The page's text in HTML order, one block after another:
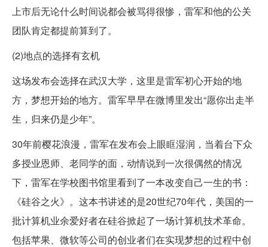
上市后无论什么时间说都会被骂得很惨，雷军和他的公关
团队肯定都提前算到了。
(2)地点的选择有玄机
这场发布会选择在武汉大学，这里是雷军初心开始的地
方，梦想开始的地方。雷军早早在微博里发出“愿你出走半
生，归来仍是少年”。
30年前樱花浪漫，雷军在发布会上眼眶湿润，当着台下众
多授业恩师、老同学的面，动情说到一次很偶然的情况
下，雷军在学校图书馆里看到了一本改变自己一生的书：
《硅谷之火》。这本书讲述的是20世纪70年代，美国的一
批计算机业余爱好者在硅谷掀起了一场计算机技术革命。
包括苹果、微软等公司的创业者们在实现梦想的过程中创